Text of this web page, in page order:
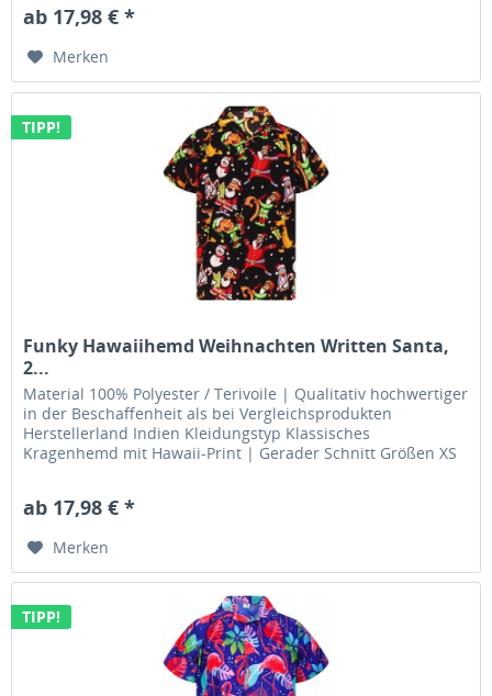
ab 17,98 € *
Merken
TIPP!
Funky Hawaiihemd Weihnachten Written Santa,
2...
Material 100% Polyester / Terivoile | Qualitativ hochwertiger
in der Beschaffenheit als bei Vergleichsprodukten
Herstellerland Indien Kleidungstyp Klassisches
Kragenhemd mit Hawaii-Print | Gerader Schnitt Größen XS
ab 17,98 € *
Merken
TIPP!